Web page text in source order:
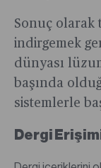
Sonuç olarak
indirgemek
dünyası
başında
sistemlerle
Dergi